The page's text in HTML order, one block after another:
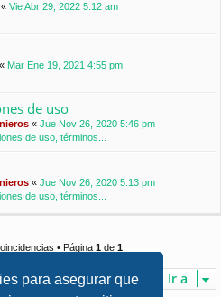
para asegurar que
« Vie Abr 29, 2022 5:12 am
« Mar Ene 19, 2021 4:55 pm
de uso
« Jue Nov 26, 2020 5:46 pm
de uso, términos...
« Jue Nov 26, 2020 5:13 pm
de uso, términos...
• Página 1de 1
Ir a